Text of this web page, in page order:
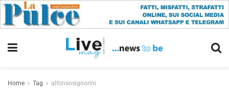
Home Tag alfonsosignorini